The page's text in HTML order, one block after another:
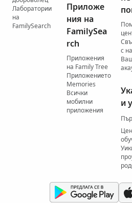
Лаборатории
на
FamilySearch
Приложе
ния на
FamilySea
rch
Приложения
на Family Tree
Приложението
Memories
Всички
мобилни
приложения
с
и